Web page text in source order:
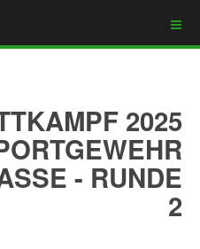
2025
- RUNDE
2